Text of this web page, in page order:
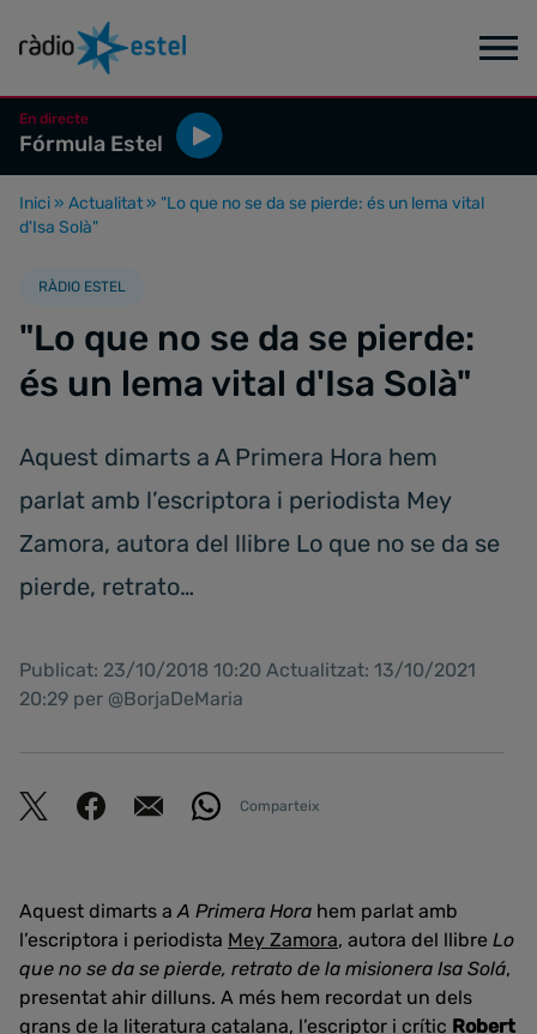
En directe
Fórmula Estel
Inici » Actualitat » "Lo que no se da se pierde: és un lema vital
d'Isa Solà"
RÀDIO ESTEL
"Lo que no se da se pierde:
és un lema vital d'Isa Solà"
Aquest dimarts a A Primera Hora hem
parlat amb l’escriptora i periodista Mey
Zamora, autora del llibre Lo que no se da se
pierde, retrato…
Publicat: 23/10/2018 10:20 Actualitzat: 13/10/2021
20:29 per @BorjaDeMaria
Comparteix
Aquest dimarts aA Primera Hora hem parlat amb
l’escriptora i periodista Mey Zamora, autora del llibre Lo
que no se da se pierde, retrato de la misionera Isa Solá,
presentat ahir dilluns. A més hem recordat un dels
grans de la literatura catalana, l’escriptor i crític Robert